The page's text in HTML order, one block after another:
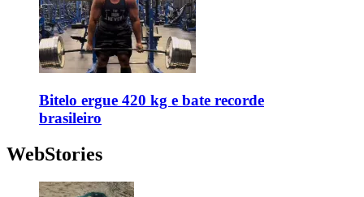
Bitelo ergue 420 kg e bate recorde
brasileiro
WebStories